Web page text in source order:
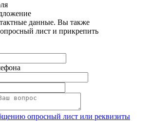
данные. Вы также
лист и прикрепить
опросный лист или реквизиты